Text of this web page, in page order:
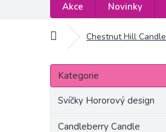
Akce Novinky
Domů Chestnut Hill Candle
P
s
Přeskočit
kategorie
Kategorie
Svíčky Hororový design
Candleberry Candle